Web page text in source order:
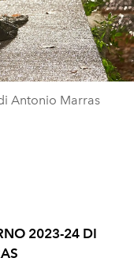
Antonio Marras
2023-24 DI